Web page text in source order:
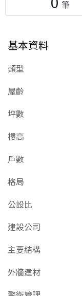
筆
基本資料
類型
屋齡
坪數
樓高
戶數
格局
公設比
建設公司
主要結構
外牆建材